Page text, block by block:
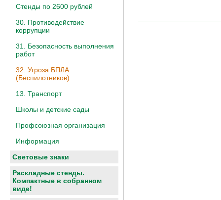
Стенды по 2600 рублей
30. Противодействие
коррупции
31. Безопасность выполнения
работ
32. Угроза БПЛА
(Беспилотников)
13. Транспорт
Школы и детские сады
Профсоюзная организация
Информация
Световые знаки
Раскладные стенды.
Компактные в собранном
виде!